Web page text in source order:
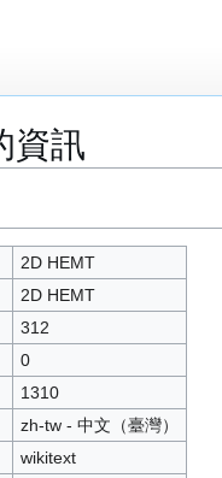
資訊
2D HEMT
2D HEMT
312
0
1310
zh-tw - 中文（臺灣）
wikitext